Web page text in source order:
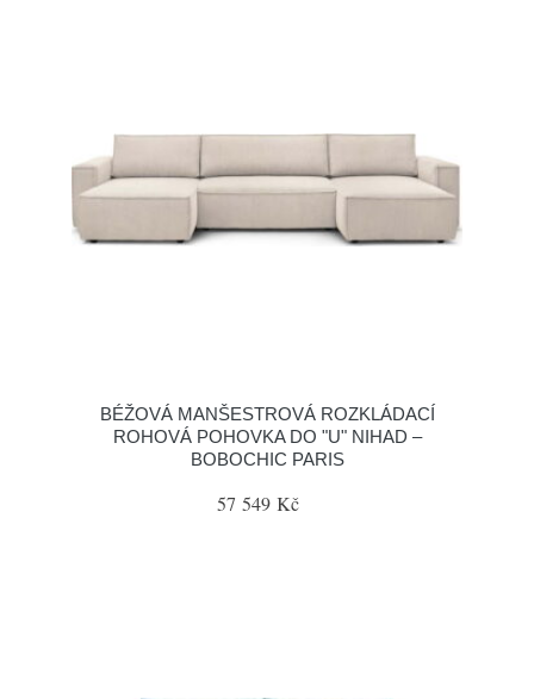
BÉŽOVÁ MANŠESTROVÁ ROZKLÁDACÍ
ROHOVÁ POHOVKA DO "U" NIHAD –
BOBOCHIC PARIS
57 549 Kč